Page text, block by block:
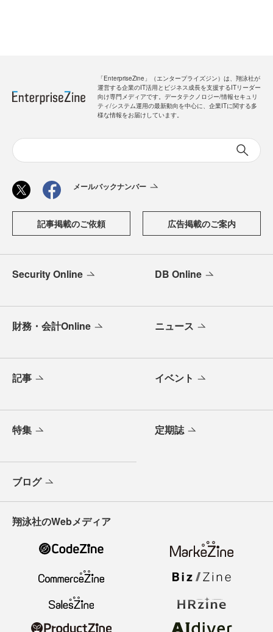
「EnterpriseZine」（エンタープライズジン）は、翔泳社が
運営する企業のIT活用とビジネス成長を支援するITリーダー
向け専門メディアです。データテクノロジー/情報セキュリ
ティ/システム運用の最新動向を中心に、企業ITに関する多
様な情報をお届けしています。
メールバックナンバー
記事掲載のご依頼 広告掲載のご案内
Security Online DB Online
財務・会計Online ニュース
記事 イベント
特集 定期誌
ブログ
翔泳社のWebメディア